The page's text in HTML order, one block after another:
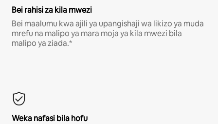
Bei rahisi za kila mwezi
Bei maalumu kwa ajili ya upangishaji wa likizo ya muda
mrefu na malipo ya mara moja ya kila mwezi bila
malipo ya ziada.*
Weka nafasi bila hofu